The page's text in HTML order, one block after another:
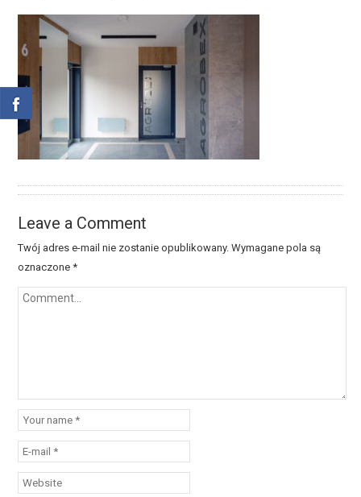
Leave a Comment
Twój adres e-mail nie zostanie opublikowany. Wymagane pola są
oznaczone*